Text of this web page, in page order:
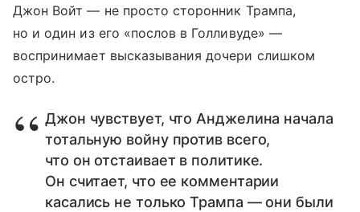
Джон Войт — не просто сторонник Трампа,
но и один из его «послов в Голливуде» —
воспринимает высказывания дочери слишком
остро.
Джон чувствует, что Анджелина начала
тотальную войну против всего,
что он отстаивает в политике.
Он считает, что ее комментарии
касались не только Трампа — они были